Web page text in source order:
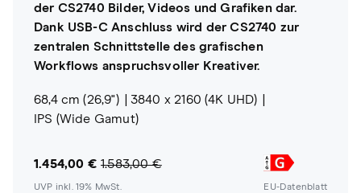
der CS2740 Bilder, Videos und Grafiken dar.
Dank USB-C Anschluss wird der CS2740 zur
zentralen Schnittstelle des grafischen
Workflows anspruchsvoller Kreativer.
68,4 cm (26,9")
3840 x 2160 (4K UHD)
IPS (Wide Gamut)
1.454,00 € 1.583,00 €
UVP inkl. 19% MwSt. EU-Datenblatt